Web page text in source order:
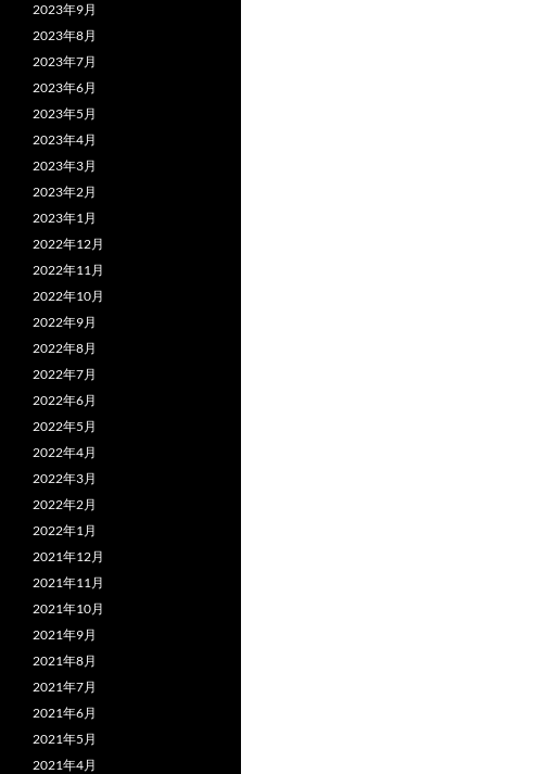
2023年9月
2023年8月
2023年7月
2023年6月
2023年5月
2023年4月
2023年3月
2023年2月
2023年1月
2022年12月
2022年11月
2022年10月
2022年9月
2022年8月
2022年7月
2022年6月
2022年5月
2022年4月
2022年3月
2022年2月
2022年1月
2021年12月
2021年11月
2021年10月
2021年9月
2021年8月
2021年7月
2021年6月
2021年5月
2021年4月